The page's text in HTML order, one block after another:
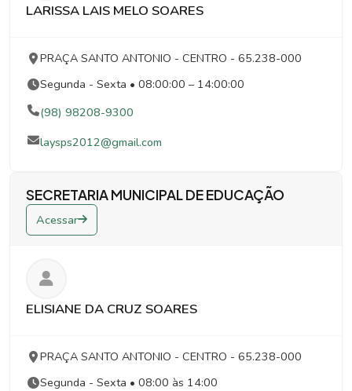
LARISSA LAIS MELO SOARES
PRAÇA SANTO ANTONIO - CENTRO - 65.238-000
Segunda - Sexta • 08:00:00 – 14:00:00
(98) 98208-9300
laysps2012@gmail.com
SECRETARIA MUNICIPAL DE EDUCAÇÃO
Acessar
ELISIANE DA CRUZ SOARES
PRAÇA SANTO ANTONIO - CENTRO - 65.238-000
Segunda - Sexta • 08:00 às 14:00